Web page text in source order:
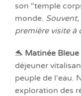
son "temple
monde.
première visite à
🐬 Matinée
déjeuner
peuple de l'eau.
exploration des